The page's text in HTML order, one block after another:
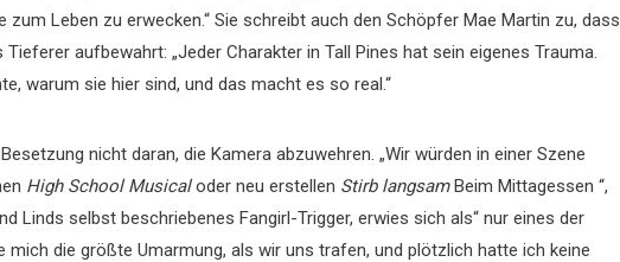
zum Leben zu erwecken.“ Sie schreibt auch den Schöpfer Mae Martin zu, dass
aufbewahrt: „Jeder Charakter in Tall Pines hat sein eigenes Trauma.
warum sie hier sind, und das macht es so real.“
nicht daran, die Kamera abzuwehren. „Wir würden in einer Szene
High School Musicaloder neu erstellen Stirb langsamBeim Mittagessen “,
Linds selbst beschriebenes Fangirl-Trigger, erwies sich als“ nur eines der
mich die größte Umarmung, als wir uns trafen, und plötzlich hatte ich keine